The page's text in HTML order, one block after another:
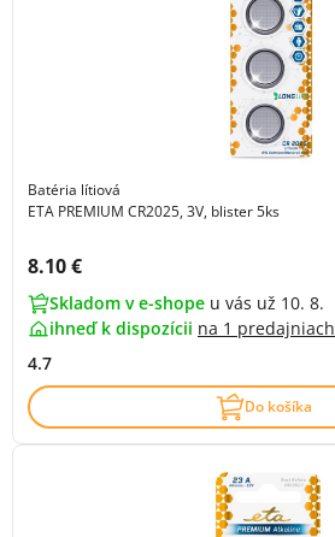
Batéria lítiová
ETA PREMIUM CR2025, 3V, blister 5ks
Cena s DPH:
8.10 €
Skladom v e-shope u vás už 10. 8.
ihneď k dispozícii na 1 predajniach
4.7
Do košíka